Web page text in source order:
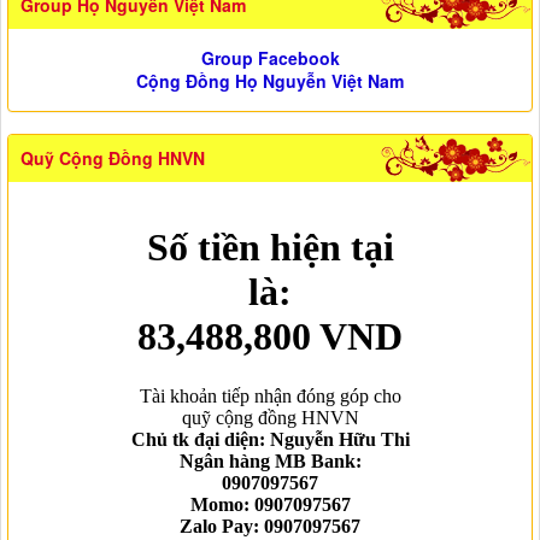
Group Facebook
Cộng Đồng Họ Nguyễn Việt Nam
Quỹ Cộng Đồng HNVN